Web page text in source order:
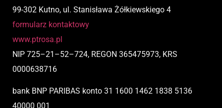
99-302 Kutno, ul. Stanisława Żółkiewskiego 4
formularz kontaktowy
www.ptrosa.pl
NIP 725–21 –52–724, REGON 365475973, KRS
0000638716
bank BNP PARIBAS konto 31 1600 1462 1838 5136
40000 001